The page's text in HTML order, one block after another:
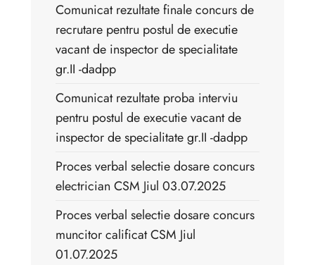
Comunicat rezultate finale concurs de
recrutare pentru postul de executie
vacant de inspector de specialitate
gr.II -dadpp
Comunicat rezultate proba interviu
pentru postul de executie vacant de
inspector de specialitate gr.II -dadpp
Proces verbal selectie dosare concurs
electrician CSM Jiul 03.07.2025
Proces verbal selectie dosare concurs
muncitor calificat CSM Jiul
01.07.2025